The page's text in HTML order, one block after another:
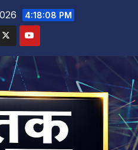
4:18:09 PM